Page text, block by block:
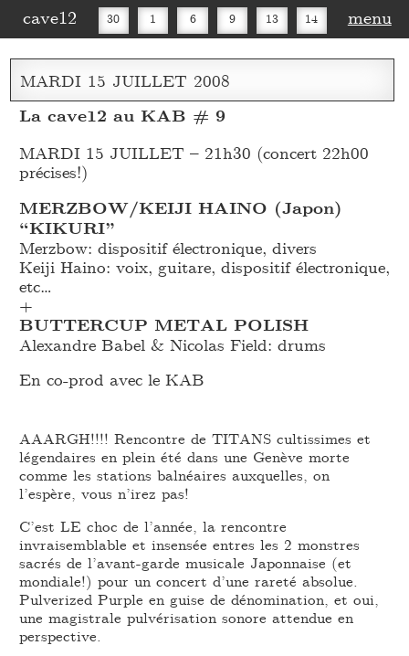
cave12 30 1 6 9 13 14
16 20 27 30
menu
MARDI 15 JUILLET 2008
La cave12 au KAB # 9
MARDI 15 JUILLET – 21h30 (concert 22h00
précises!)
MERZBOW/KEIJI HAINO (Japon)
“KIKURI”
Merzbow: dispositif électronique, divers
Keiji Haino: voix, guitare, dispositif électronique,
etc…
+
BUTTERCUP METAL POLISH
Alexandre Babel & Nicolas Field: drums
En co-prod avec le KAB
AAARGH!!!! Rencontre de TITANS cultissimes et
légendaires en plein été dans une Genève morte
comme les stations balnéaires auxquelles, on
l’espère, vous n’irez pas!
C’est LE choc de l’année, la rencontre
invraisemblable et insensée entres les 2 monstres
sacrés de l’avant-garde musicale Japonnaise (et
mondiale!) pour un concert d’une rareté absolue.
Pulverized Purple en guise de dénomination, et oui,
une magistrale pulvérisation sonore attendue en
perspective.